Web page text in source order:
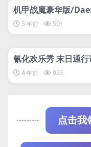
网盘下
机甲战魔豪华版/
n X Machina
ition
5 年前 501
网盘下
氰化欢乐秀 末日通行
4 年前 925
--------- 点击我